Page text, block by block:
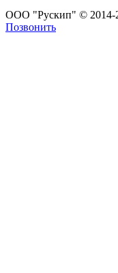
ООО "Рускип" © 2014-
Позвонить